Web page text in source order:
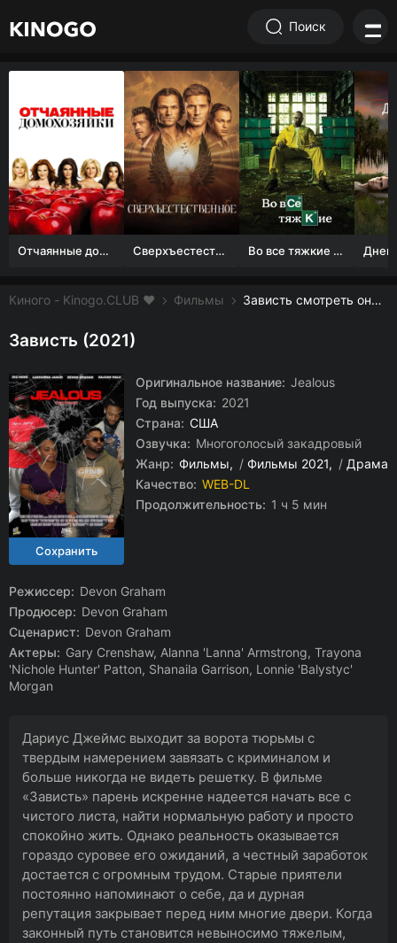
Поиск
Отчаянные домохозяйки (1 сезон) Сверхъестественное Во все тяжкие 1-5 сезон
Киного - Kinogo.CLUB ❤️ Фильмы Зависть смотреть онлайн бесплатно
Зависть (2021)
Оригинальное название: Jealous
Год выпуска: 2021
Страна: США
Озвучка: Многоголосый закадровый
Жанр: Фильмы / Фильмы 2021 / Драма
Качество: WEB-DL
Продолжительность: 1 ч 5 мин
Режиссер: Devon Graham
Продюсер: Devon Graham
Сценарист: Devon Graham
Актеры: Gary Crenshaw, Alanna 'Lanna' Armstrong, Trayona
'Nichole Hunter' Patton, Shanaila Garrison, Lonnie 'Balystyc'
Morgan
Дариус Джеймс выходит за ворота тюрьмы с
твердым намерением завязать с криминалом и
больше никогда не видеть решетку. В фильме
«Зависть» парень искренне надеется начать все с
чистого листа, найти нормальную работу и просто
спокойно жить. Однако реальность оказывается
гораздо суровее его ожиданий, а честный заработок
достается с огромным трудом. Старые приятели
постоянно напоминают о себе, да и дурная
репутация закрывает перед ним многие двери. Когда
законный путь становится невыносимо тяжелым,